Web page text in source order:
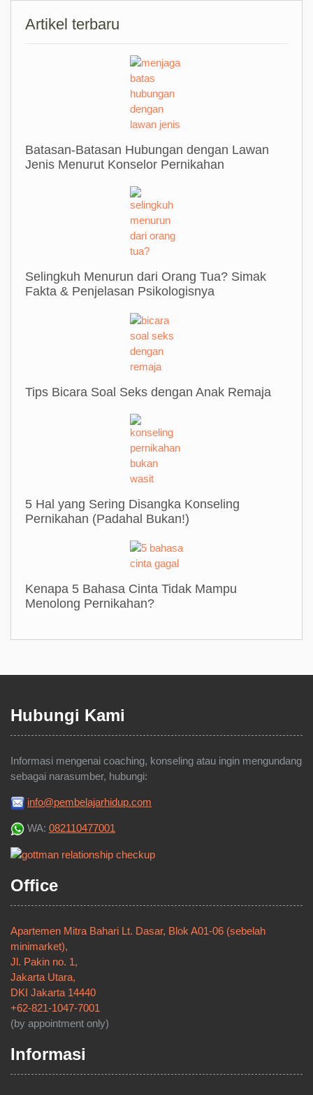
Artikel terbaru
Batasan-Batasan Hubungan dengan Lawan
Jenis Menurut Konselor Pernikahan
Selingkuh Menurun dari Orang Tua? Simak
Fakta & Penjelasan Psikologisnya
Tips Bicara Soal Seks dengan Anak Remaja
5 Hal yang Sering Disangka Konseling
Pernikahan (Padahal Bukan!)
Kenapa 5 Bahasa Cinta Tidak Mampu
Menolong Pernikahan?
Hubungi Kami
Informasi mengenai coaching, konseling atau ingin mengundang
sebagai narasumber, hubungi:
info@pembelajarhidup.com
WA: 082110477001
Office
Apartemen Mitra Bahari Lt. Dasar, Blok A01-06 (sebelah
minimarket),
Jl. Pakin no. 1,
Jakarta Utara,
DKI Jakarta 14440
+62-821-1047-7001
(by appointment only)
Informasi